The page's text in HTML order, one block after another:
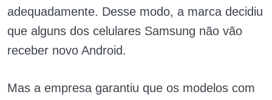
adequadamente. Desse modo, a marca decidiu
que alguns dos celulares Samsung não vão
receber novo Android.
Mas a empresa garantiu que os modelos com